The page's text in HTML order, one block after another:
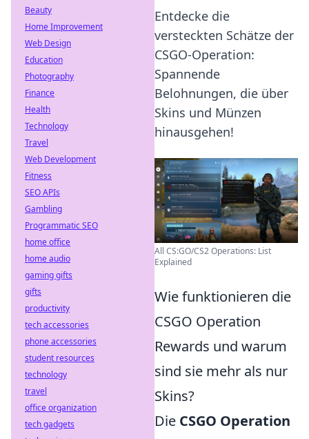
Entdecke die
versteckten Schätze der
CSGO-Operation:
Spannende
Belohnungen, die über
Skins und Münzen
hinausgehen!
All CS:GO/CS2 Operations: List
Explained
Wie funktionieren die
CSGO Operation
Rewards und warum
sind sie mehr als nur
Skins?
Die CSGO Operation
Beauty
Home Improvement
Web Design
Education
Photography
Finance
Health
Technology
Travel
Web Development
Fitness
SEO APIs
Gambling
Programmatic SEO
home office
home audio
gaming gifts
gifts
productivity
tech accessories
phone accessories
student resources
technology
travel
office organization
tech gadgets